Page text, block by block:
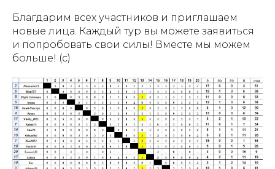
Благдарим всех участников и приглашаем
новые лица. Каждый тур вы можете заявиться
и попробовать свои силы! Вместе мы можем
больше! (с)